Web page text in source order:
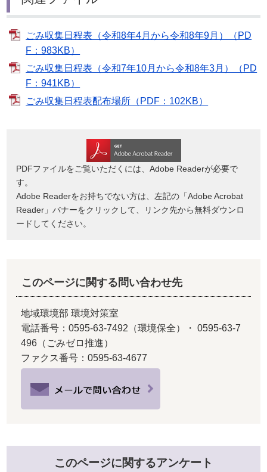
ごみ収集日程表（令和8年4月から令和8年9月）（PD
F：983KB）
ごみ収集日程表（令和7年10月から令和8年3月）（PD
F：941KB）
ごみ収集日程表配布場所（PDF：102KB）
PDFファイルをご覧いただくには、Adobe Readerが必要で
す。
Adobe Readerをお持ちでない方は、左記の「Adobe Acrobat
Reader」バナーをクリックして、リンク先から無料ダウンロ
ードしてください。
このページに関する問い合わせ先
地域環境部 環境対策室
電話番号：0595-63-7492（環境保全）・ 0595-63-7
496（ごみゼロ推進）
ファクス番号：0595-63-4677
このページに関するアンケート